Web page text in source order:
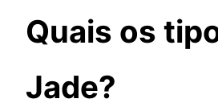
Quais os
Jade?